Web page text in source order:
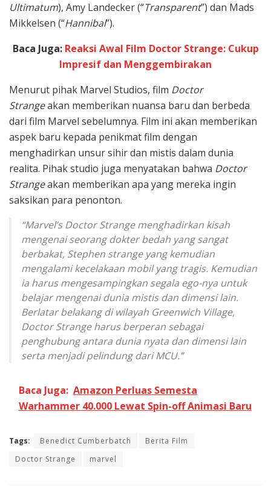
Ultimatum), Amy Landecker (“Transparent”) dan Mads
Mikkelsen (“Hannibal”).
Baca Juga: Reaksi Awal Film Doctor Strange: Cukup
Impresif dan Menggembirakan
Menurut pihak Marvel Studios, film Doctor
Strangeakan memberikan nuansa baru dan berbeda
dari film Marvel sebelumnya. Film ini akan memberikan
aspek baru kepada penikmat film dengan
menghadirkan unsur sihir dan mistis dalam dunia
realita. Pihak studio juga menyatakan bahwa Doctor
Strangeakan memberikan apa yang mereka ingin
saksikan para penonton.
“Marvel’s Doctor Strange menghadirkan kisah
mengenai seorang dokter bedah yang sangat
berbakat, Stephen strange yang kemudian
mengalami kecelakaan mobil yang tragis. Kemudian
ia harus mengesampingkan segala ego-nya untuk
belajar mengenai dunia mistis dan dimensi lain.
Berlatar belakang di wilayah Greenwich Village,
Doctor Strange harus berperan sebagai
penghubung antara dunia nyata dan dimensi lain
serta menjadi pelindung dari MCU.”
Baca Juga: Amazon Perluas Semesta
Warhammer 40.000 Lewat Spin-off Animasi Baru
Tags: Benedict Cumberbatch
Berita Film
Doctor Strange
marvel